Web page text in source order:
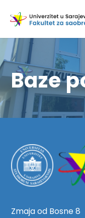
Baze
Zmaja od Bosne 8